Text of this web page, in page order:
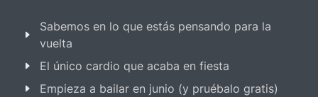
Sabemos en lo que estás pensando para la
vuelta
El único cardio que acaba en fiesta
Empieza a bailar en junio (y pruébalo gratis)